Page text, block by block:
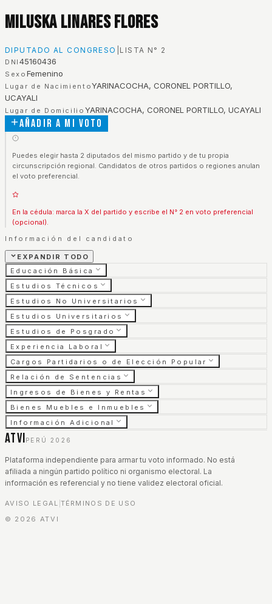
Miluska Linares Flores
DIPUTADO AL CONGRESO LISTA N° 2
DNI 45160436
Sexo Femenino
Lugar de NacimientoYARINACOCHA, CORONEL PORTILLO,
UCAYALI
Lugar de Domicilio YARINACOCHA, CORONEL PORTILLO, UCAYALI
Añadir a mi voto
Puedes elegir hasta 2 diputados del mismo partido y de tu propia
circunscripción regional. Candidatos de otros partidos o regiones anulan
el voto preferencial.
En la cédula: marca la X del partido y escribe el N° 2 en voto preferencial
(opcional).
Información del candidato
EXPANDIR TODO
Educación Básica
Estudios Técnicos
Estudios No Universitarios
Estudios Universitarios
Estudios de Posgrado
Experiencia Laboral
Cargos Partidarios o de Elección Popular
Relación de Sentencias
Ingresos de Bienes y Rentas
Bienes Muebles e Inmuebles
Información Adicional
ATVI PERÚ 2026
Plataforma independiente para armar tu voto informado. No está
afiliada a ningún partido político ni organismo electoral. La
información es referencial y no tiene validez electoral oficial.
AVISO LEGAL TÉRMINOS DE USO
© 2026 ATVI